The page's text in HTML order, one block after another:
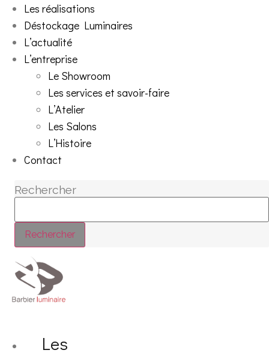
Les réalisations
Déstockage Luminaires
L’actualité
L’entreprise
Le Showroom
Les services et savoir-faire
L’Atelier
Les Salons
L’Histoire
Contact
Rechercher
Rechercher
Les